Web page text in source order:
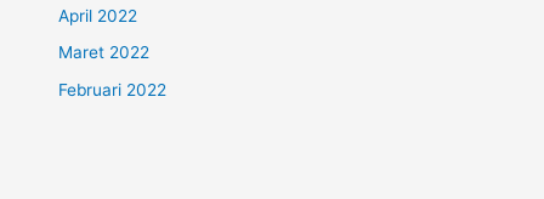
April 2022
Maret 2022
Februari 2022